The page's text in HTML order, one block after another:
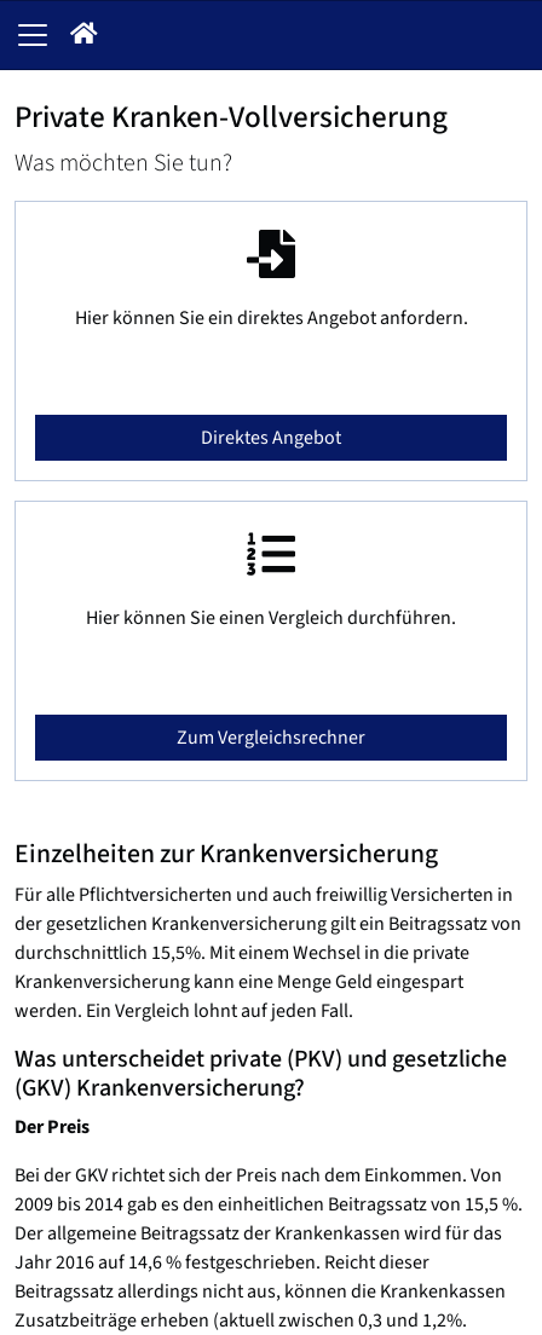
Private Kranken-Vollversicherung
Was möchten Sie tun?
Hier können Sie ein direktes Angebot anfordern.
Direktes Angebot
Hier können Sie einen Vergleich durchführen.
Zum Vergleichsrechner
Einzelheiten zur Krankenversicherung
Für alle Pflichtversicherten und auch freiwillig Versicherten in
der gesetzlichen Krankenversicherung gilt ein Beitragssatz von
durchschnittlich 15,5%. Mit einem Wechsel in die private
Krankenversicherung kann eine Menge Geld eingespart
werden. Ein Vergleich lohnt auf jeden Fall.
Was unterscheidet private (PKV) und gesetzliche
(GKV) Krankenversicherung?
Der Preis
Bei der GKV richtet sich der Preis nach dem Einkommen. Von
2009 bis 2014 gab es den einheitlichen Beitragssatz von 15,5 %.
Der allgemeine Beitragssatz der Krankenkassen wird für das
Jahr 2016 auf 14,6 % festgeschrieben. Reicht dieser
Beitragssatz allerdings nicht aus, können die Krankenkassen
Zusatzbeiträge erheben (aktuell zwischen 0,3 und 1,2%.